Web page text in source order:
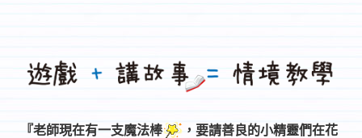
『老師現在有一支魔法棒
，要請善良的小精靈們在花